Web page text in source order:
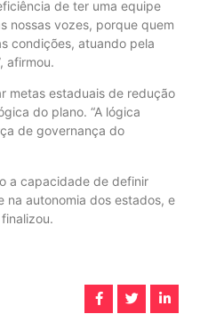
de ter uma equipe
nossas vozes, porque quem
condições, atuando pela
afirmou.
metas estaduais de redução
do plano. “A lógica
de governança do
a capacidade de definir
na autonomia dos estados, e